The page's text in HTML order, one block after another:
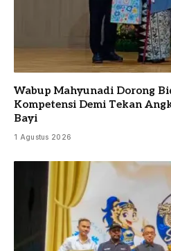
Wabup Mahyunadi Dorong
Kompetensi Demi Tekan
Bayi
1 Agustus 2026